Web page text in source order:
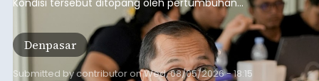
Kondisi tersebut ditopang oleh pertumbuhan
penyaluran kredit yang masih positif, terutama
pada sektor-sektor utama penggerak ekonomi
daerah, dengan risiko kredit yang tetap
terkendali.
Denpasar
Submitted bycontributoronWed, 08/05/2026 - 18:15